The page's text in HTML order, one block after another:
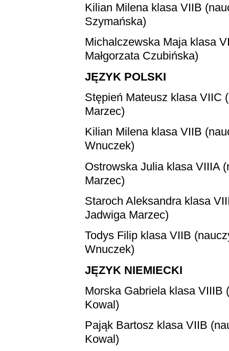
Kilian Milena klasa VIIB
Szymańska)
Michalczewska Majaklasa
Małgorzata Czubińska)
JĘZYK POLSKI
Stępień Mateusz klasa VIIC
Marzec)
Kilian Milenaklasa VIIB
Wnuczek)
Ostrowska Julia klasa VIIIA
Marzec)
Staroch Aleksandra klasa
Jadwiga Marzec)
Todys Filip klasa VIIB
Wnuczek)
JĘZYK NIEMIECKI
Morska Gabriela klasa VIIIB
Kowal)
Pająk Bartosz klasa VIIB
Kowal)